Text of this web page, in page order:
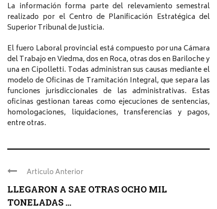
La información forma parte del relevamiento semestral
realizado por el Centro de Planificación Estratégica del
Superior Tribunal de Justicia.
El fuero Laboral provincial está compuesto por una Cámara
del Trabajo en Viedma, dos en Roca, otras dos en Bariloche y
una en Cipolletti. Todas administran sus causas mediante el
modelo de Oficinas de Tramitación Integral, que separa las
funciones jurisdiccionales de las administrativas. Estas
oficinas gestionan tareas como ejecuciones de sentencias,
homologaciones, liquidaciones, transferencias y pagos,
entre otras.
Articulo Anterior
LLEGARON A SAE OTRAS OCHO MIL
TONELADAS ...